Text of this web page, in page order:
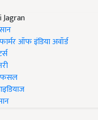
ऑफ इंडिया अवॉर्ड
फसल